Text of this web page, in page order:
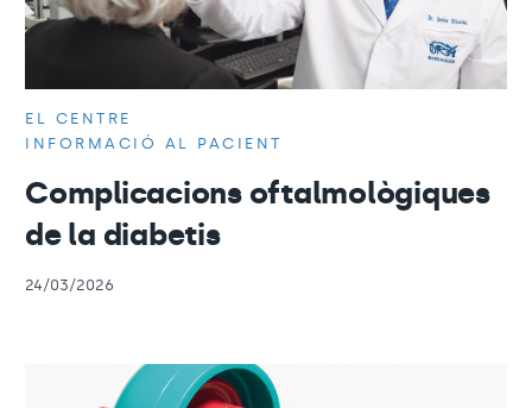
EL CENTRE
INFORMACIÓ AL PACIENT
Complicacions oftalmològiques
de la diabetis
24/03/2026